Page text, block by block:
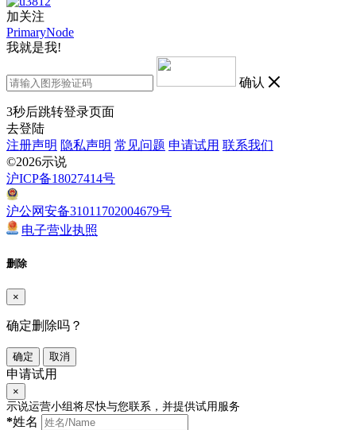
加关注
PrimaryNode
我就是我!
确认
3秒后跳转登录页面
去登陆
注册声明 隐私声明 常见问题 申请试用 联系我们
©2026示说
沪ICP备18027414号
沪公网安备31011702004679号
电子营业执照
删除
×
确定删除吗？
确定 取消
申请试用
×
示说运营小组将尽快与您联系，并提供试用服务
*姓名